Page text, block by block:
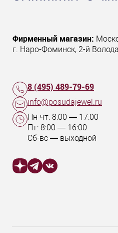
Фирменный магазин:
г. Наро-Фоминск, 2-й
8 (495) 489-79-69
info@posudajewel.ru
Пн-чт: 8:00 — 17:00
Пт: 8:00 — 16:00
Сб-вс — выходной